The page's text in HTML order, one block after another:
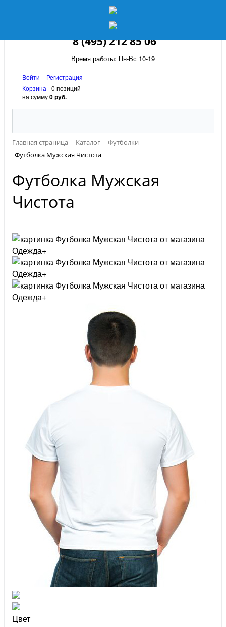
8 (495) 212 85 06
Время работы: Пн-Вс 10-19
Войти
Регистрация
Корзина
0 позиций
на сумму0 руб.
Главная страница Каталог
Футболки
Футболка Мужская Чистота
Футболка Мужская
Чистота
Цвет